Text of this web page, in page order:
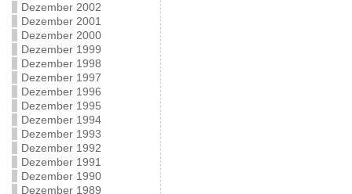
Dezember 2002
Dezember 2001
Dezember 2000
Dezember 1999
Dezember 1998
Dezember 1997
Dezember 1996
Dezember 1995
Dezember 1994
Dezember 1993
Dezember 1992
Dezember 1991
Dezember 1990
Dezember 1989